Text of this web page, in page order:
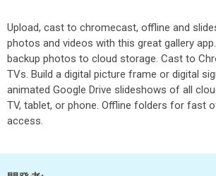
Upload, cast to chromecast, offline and
photos and videos with this great gallery
backup photos to cloud storage. Cast to
TVs. Build a digital picture frame or digital
animated Google Drive slideshows of all
TV, tablet, or phone. Offline folders for fast
access.